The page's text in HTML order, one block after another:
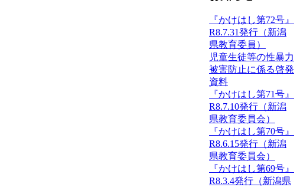
『かけはし第72号』
R8.7.31発行（新潟
県教育委員）
児童生徒等の性暴力
被害防止に係る啓発
資料
『かけはし第71号』
R8.7.10発行（新潟
県教育委員会）
『かけはし第70号』
R8.6.15発行（新潟
県教育委員会）
『かけはし第69号』
R8.3.4発行（新潟県